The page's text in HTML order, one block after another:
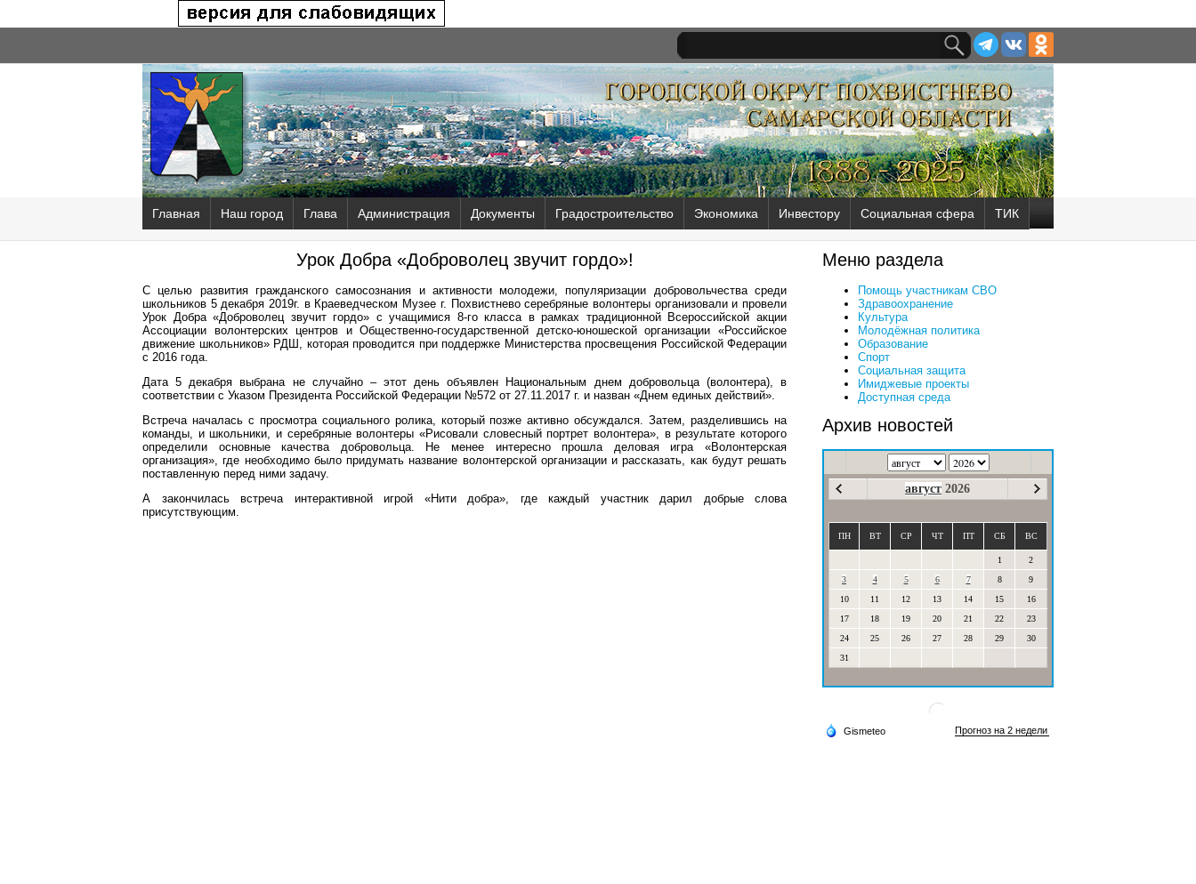
Главная Наш город Глава Администрация Документы Градостроительство Экономика Инвестору Социальная сфера ТИК
Урок Добра «Доброволец звучит гордо»!
С целью развития гражданского самосознания и активности молодежи, популяризации добровольчества среди
школьников 5 декабря 2019г. в Краеведческом Музее г. Похвистнево серебряные волонтеры организовали и провели
Урок Добра «Доброволец звучит гордо» с учащимися 8-го класса в рамках традиционной Всероссийской акции
Ассоциации волонтерских центров и Общественно-государственной детско-юношеской организации «Российское
движение школьников» РДШ, которая проводится при поддержке Министерства просвещения Российской Федерации
с 2016 года.
Дата 5 декабря выбрана не случайно – этот день объявлен Национальным днем добровольца (волонтера), в
соответствии с Указом Президента Российской Федерации №572 от 27.11.2017 г. и назван «Днем единых действий».
Встреча началась с просмотра социального ролика, который позже активно обсуждался. Затем, разделившись на
команды, и школьники, и серебряные волонтеры «Рисовали словесный портрет волонтера», в результате которого
определили основные качества добровольца. Не менее интересно прошла деловая игра «Волонтерская
организация», где необходимо было придумать название волонтерской организации и рассказать, как будут решать
поставленную перед ними задачу.
А закончилась встреча интерактивной игрой «Нити добра», где каждый участник дарил добрые слова
присутствующим.
Меню раздела
Помощь участникам СВО
Здравоохранение
Культура
Молодёжная политика
Образование
Спорт
Социальная защита
Имиджевые проекты
Доступная среда
Архив новостей
август 2026
ПН ВТ СР ЧТ ПТ СБ ВС
1
2
3
4 5 6 7 8
9
10
11 12 13 14 15
16
17
18 19 20 21 22
23
24
25 26 27 28 29
30
31